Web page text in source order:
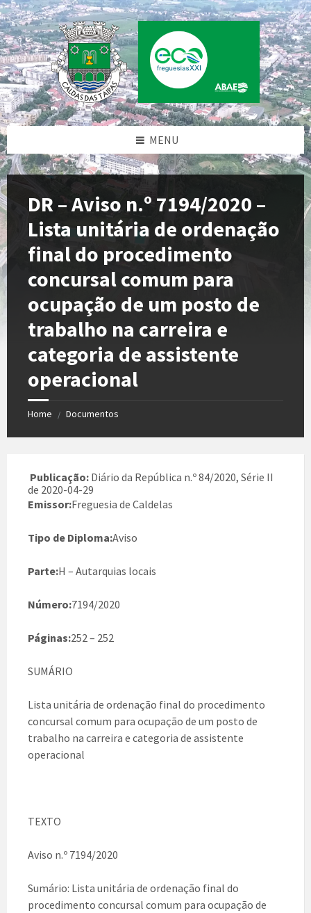
Skip
to
content
Skip
to
left
sidebar
Skip
to
footer
MENU
DR – Aviso n.º 7194/2020 –
Lista unitária de ordenação
final do procedimento
concursal comum para
ocupação de um posto de
trabalho na carreira e
categoria de assistente
operacional
Home / Documentos
Publicação: Diário da República n.º 84/2020, Série II
de 2020-04-29
Emissor:Freguesia de Caldelas
Tipo de Diploma:Aviso
Parte:H – Autarquias locais
Número:7194/2020
Páginas:252 – 252
SUMÁRIO
Lista unitária de ordenação final do procedimento
concursal comum para ocupação de um posto de
trabalho na carreira e categoria de assistente
operacional
TEXTO
Aviso n.º 7194/2020
Sumário: Lista unitária de ordenação final do
procedimento concursal comum para ocupação de